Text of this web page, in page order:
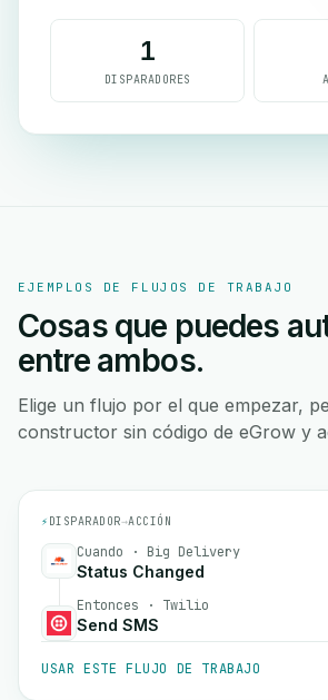
1
DISPARADORES
EJEMPLOS DE FLUJOS DE TRABAJO
Cosas que puedes
entre ambos.
Elige un flujo por el que empezar,
constructor sin código de eGrow y
⚡ DISPARADOR→ACCIÓN
Cuando · Big Delivery
Status Changed
Entonces · Twilio
Send SMS
USAR ESTE FLUJO DE TRABAJO